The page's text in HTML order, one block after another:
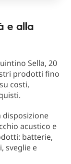
e alla
Sella, 20
prodotti fino
costi,
disposizione
acustico e
batterie,
sveglie e